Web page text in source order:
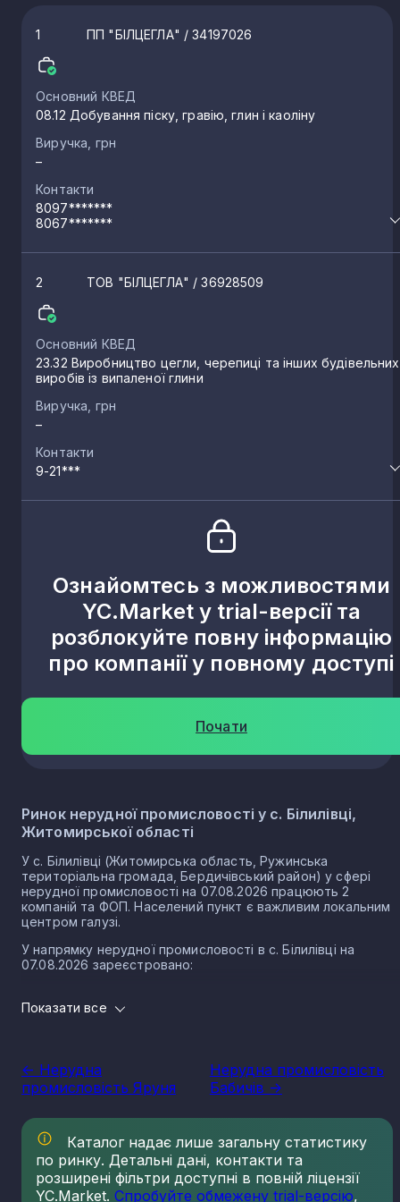
1 ПП "БІЛЦЕГЛА" / 34197026
Основний КВЕД
08.12 Добування піску, гравію, глин і каоліну
Виручка, грн
–
Контакти
8097*******
8067*******
2 ТОВ "БІЛЦЕГЛА" / 36928509
Основний КВЕД
23.32 Виробництво цегли, черепиці та інших будівельних
виробів із випаленої глини
Виручка, грн
–
Контакти
9-21***
Ознайомтесь з можливостями
YC.Market у trial-версії та
розблокуйте повну інформацію
про компанії у повному доступі
Почати
Ринок нерудної промисловості у с. Білилівці,
Житомирської області
У с. Білилівці (Житомирська область, Ружинська
територіальна громада, Бердичівський район) у сфері
нерудної промисловості на 07.08.2026 працюють 2
компаній та ФОП. Населений пункт є важливим локальним
центром галузі.
У напрямку нерудної промисловості в с. Білилівці на
07.08.2026 зареєстровано:
0 ФОП
прямо впливає на утворення національного ВВП.
Варто зазначити, що Україна має низку сприятливих умов
для розвитку сегменту, в тому числі географічне
положення, велику кількість надр, що багаті на різні
копалини нерудного типу. Найбільш масштабним
галузі є будівельні матеріали. Крім того, за рівнем запасів
кухонної солі, каменю облицювального типу, сірки,
каоліну та різних мінеральних вод, Україна займає провідні
Показати все
<- Нерудна
промисловість Яруня
Нерудна промисловість
Бабичів ->
Каталог надає лише загальну статистику
по ринку. Детальні дані, контакти та
розширені фільтри доступні в повній ліцензії
YC.Market. Спробуйте обмежену trial-версію,